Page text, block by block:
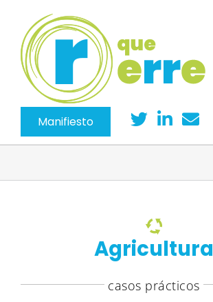
contenido
Manifiesto
Agricultura
casos prácticos